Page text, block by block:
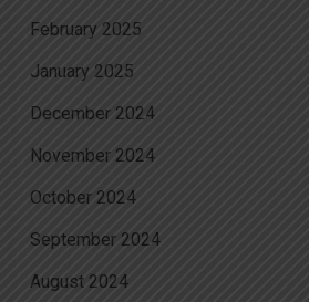
February 2025
January 2025
December 2024
November 2024
October 2024
September 2024
August 2024